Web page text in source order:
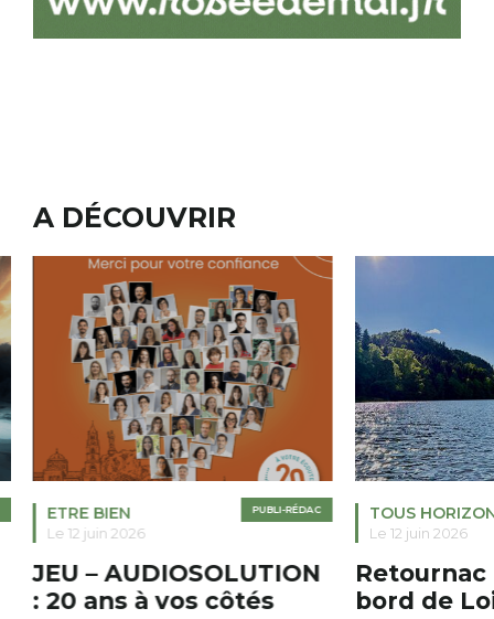
A DÉCOUVRIR
PUBLI-RÉDAC
ETRE BIEN
Le 12 juin 2026
JEU – AUDIOSOLUTION
: 20 ans à vos côtés
TOUS
Le 12 juin 2026
Retournac
bord de